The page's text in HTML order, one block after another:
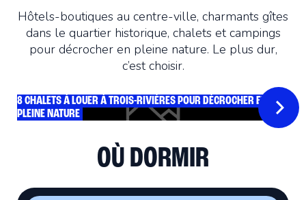
Hôtels-boutiques au centre-ville, charmants gîtes
dans le quartier historique, chalets et campings
pour décrocher en pleine nature. Le plus dur,
c’est choisir.
8 CHALETS À LOUER À TROIS-RIVIÈRES POUR DÉCROCHER EN
PLEINE NATURE
OÙ DORMIR